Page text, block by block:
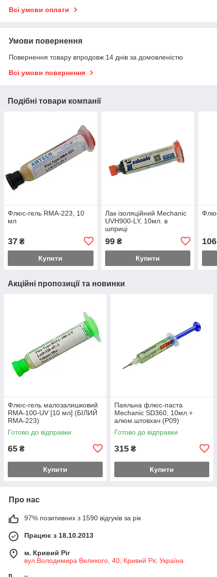
Всі умови оплати
Умови повернення
Повернення товару впродовж 14 днів за домовленістю
Всі умови повернення
Подібні товари компанії
Флюс-гель RMA-223, 10
мл
37 ₴
Купити
Лак ізоляційний Mechanic
UVH900-LY, 10мл. в
шприці
99₴
Купити
106
Акційні пропозиції та новинки
Флюс-гель малозалишковий
RMA-100-UV [10 мл] (БІЛИЙ
RMA-223)
Готово до відправки
65 ₴
Купити
Паяльна флюс-паста
Mechanic SD360, 10мл.+
алюм.штовхач (Р09)
Готово до відправки
315 ₴
Купити
Про нас
97% позитивних з 1590 відгуків за рік
Працює з 18.10.2013
м. Кривий Ріг
вул.Володимира Великого, 40, Кривий Ріг, Україна